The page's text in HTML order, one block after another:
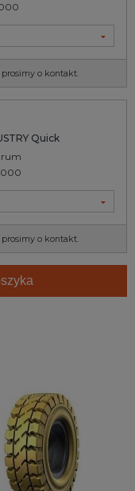
o kontakt.
Quick
o kontakt.